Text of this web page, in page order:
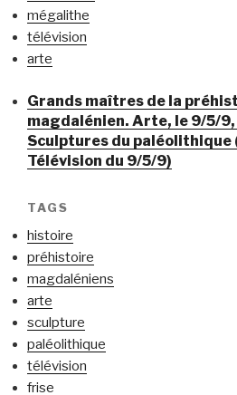
mégalithe
télévision
arte
Grands maîtres de la
magdalénien. Arte, le 9/5/9,
Sculptures du paléolithique
Télévision du 9/5/9)
TAGS
histoire
préhistoire
magdaléniens
arte
sculpture
paléolithique
télévision
frise